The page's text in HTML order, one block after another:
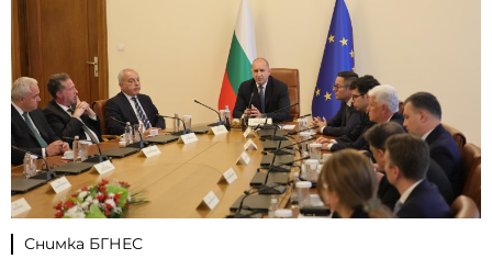
Снимка БГНЕС